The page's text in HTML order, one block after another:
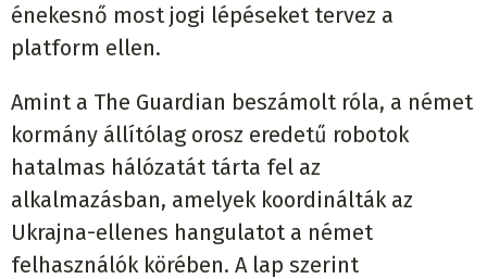
énekesnő most jogi lépéseket tervez a
platform ellen.
Amint a The Guardian beszámolt róla, a német
kormány állítólag orosz eredetű robotok
hatalmas hálózatát tárta fel az
alkalmazásban, amelyek koordinálták az
Ukrajna-ellenes hangulatot a német
felhasználók körében. A lap szerint